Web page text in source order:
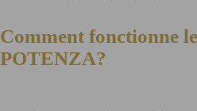
Comment fonctionne le
POTENZA?